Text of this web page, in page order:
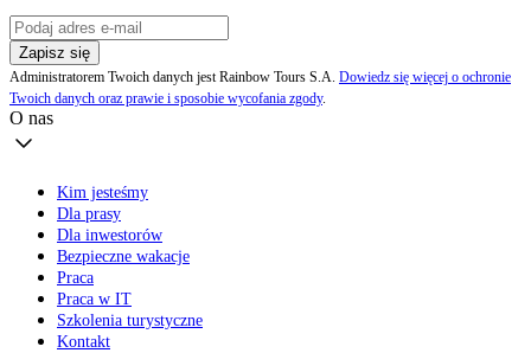
Zapisz się
Administratorem Twoich danych jest Rainbow Tours S.A. Dowiedz się więcej o ochronie
Twoich danych oraz prawie i sposobie wycofania zgody.
O nas
Kim jesteśmy
Dla prasy
Dla inwestorów
Bezpieczne wakacje
Praca
Praca w IT
Szkolenia turystyczne
Kontakt